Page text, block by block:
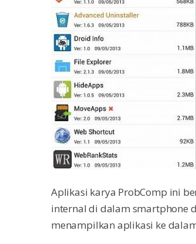
Aplikasi karya ProbComp ini
internal di dalam smartphone
menampilkan aplikasi ke